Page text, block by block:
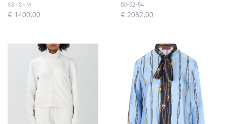
XS - S - M
€ 1400,00
50-52-54
€ 2082,00